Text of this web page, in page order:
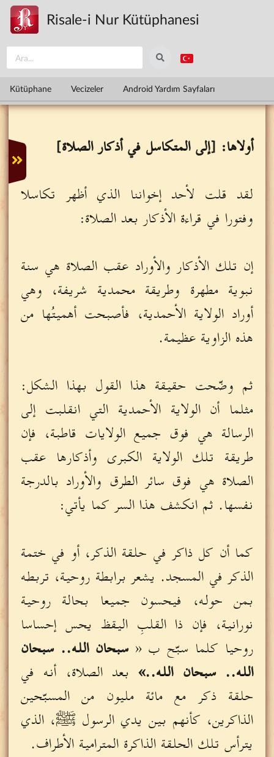
Ana içeriğe atla
Risale-i Nur Kütüphanesi
Kütüphane Vecizeler Android Yardım Sayfaları
أولاها: [إلى المتكاسل في أذكار الصلاة]
لقد قلت لأحد إخواننا الذي أظهر تكاسلا
وفتورا في قراءة الأذكار بعد الصلاة:
إن تلك الأذكار والأوراد عقب الصلاة هي سنة
نبوية مطهرة وطريقة محمدية شريفة، وهي
أوراد الولاية الأحمدية، فأصبحت أهميتُها من
هذه الزاوية عظيمة.
ثم وضّحت حقيقة هذا القول بهذا الشكل:
مثلما أن الولاية الأحمدية التي انقلبت إلى
الرسالة هي فوق جميع الولايات قاطبة، فإن
طريقة تلك الولاية الكبرى وأذكارها عقب
الصلاة هي فوق سائر الطرق والأوراد بالدرجة
نفسها. ثم انكشف هذا السر كما يأتي:
كما أن كل ذاكر في حلقة الذكر، أو في ختمة
الذكر في المسجد. يشعر برابطة روحية، تربطه
بمن حوله، فيحسون جميعا بحالة روحية
نورانية، فإن ذا القلبِ اليقظ يحس إحساسا
روحيا كلما سبّح ب «سبحان الله.. سبحان
الله.. سبحان الله..»بعد الصلاة، أنه في
حلقة ذكر مع مائة مليون من المسبّحين
الذاكرين، كأنهم بين يدي الرسول ﷺ، الذي
يترأس تلك الحلقة الذاكرة المترامية الأطراف.